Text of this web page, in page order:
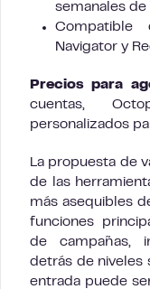
semanales de
Compatible
Navigator y
Precios para
cuentas,
personalizados
La propuesta de
de las
más asequibles
funciones
de campañas,
detrás de niveles
entrada puede